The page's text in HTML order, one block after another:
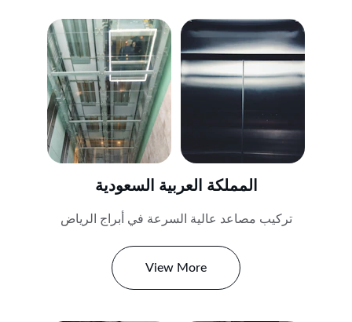
المملكة العربية السعودية
تركيب مصاعد عالية السرعة في أبراج الرياض
View More